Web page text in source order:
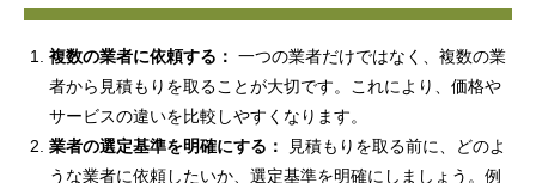
複数の業者に依頼する： 一つの業者だけではなく、複数の業
者から見積もりを取ることが大切です。これにより、価格や
サービスの違いを比較しやすくなります。
業者の選定基準を明確にする：
見積もりを取る前に、どのよ
うな業者に依頼したいか、選定基準を明確にしましょう。例